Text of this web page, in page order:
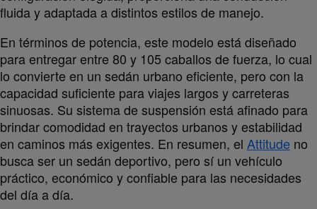
fluida y adaptada a distintos estilos de manejo.
En términos de potencia, este modelo está diseñado
para entregar entre 80 y 105 caballos de fuerza, lo cual
lo convierte en un sedán urbano eficiente, pero con la
capacidad suficiente para viajes largos y carreteras
sinuosas. Su sistema de suspensión está afinado para
brindar comodidad en trayectos urbanos y estabilidad
en caminos más exigentes. En resumen, el Attitude no
busca ser un sedán deportivo, pero sí un vehículo
práctico, económico y confiable para las necesidades
del día a día.